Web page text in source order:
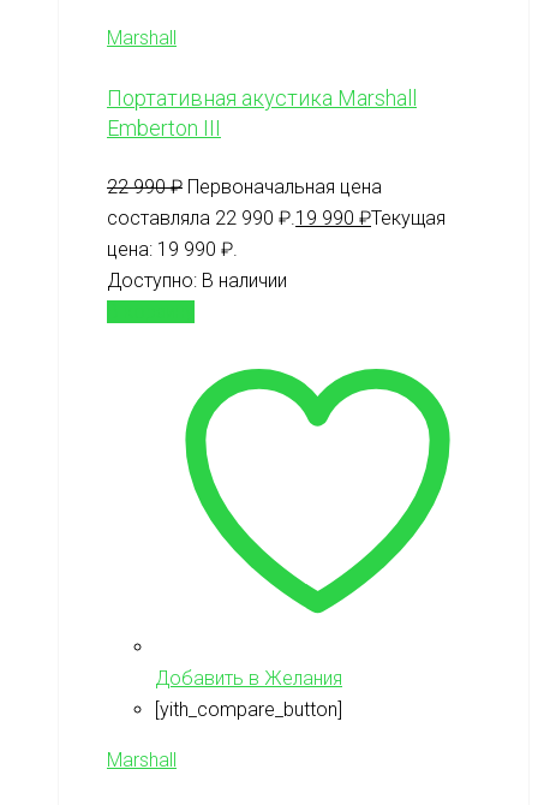
Marshall
Портативная акустика Marshall
Emberton III
22 990₽ Первоначальная цена
составляла 22 990 ₽. 19 990 ₽Текущая
цена: 19 990 ₽.
Доступно: В наличии
Добавить в Желания
[yith_compare_button]
Marshall